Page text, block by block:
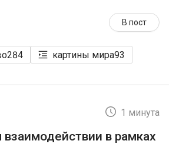
В пост
284 картины мира93
1 минута
в рамках